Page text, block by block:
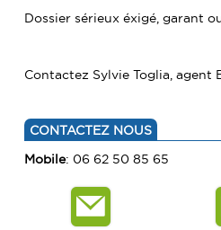
Dossier sérieux éxigé, garant
Contactez Sylvie Toglia, agent
CONTACTEZ NOUS
Mobile: 06 62 50 85 65